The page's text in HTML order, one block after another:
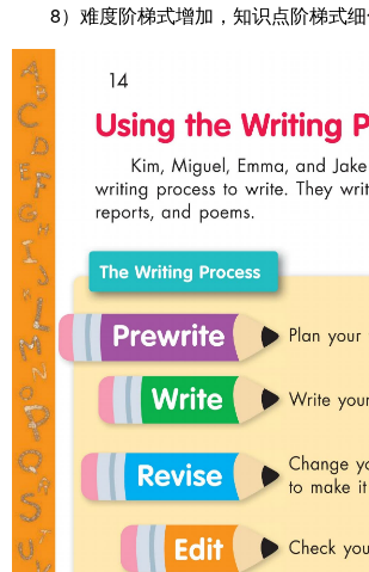
8）难度阶梯式增加，知识点阶梯式